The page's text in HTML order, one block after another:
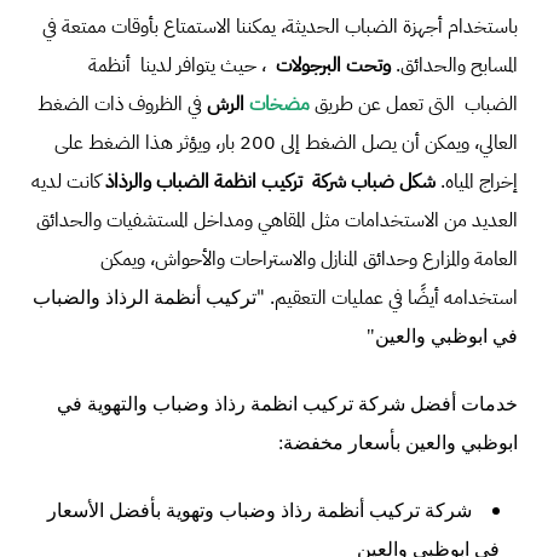
باستخدام أجهزة الضباب الحديثة، يمكننا الاستمتاع بأوقات ممتعة في
المسابح والحدائق.وتحت البرجولات ، حيث يتوافر لدينا أنظمة
الضباب التى تعمل عن طريقمضخات الرش في الظروف ذات الضغط
العالي، ويمكن أن يصل الضغط إلى 200 بار، ويؤثر هذا الضغط على
إخراج المياه. شكل ضباب شركة تركيب انظمة الضباب والرذاذكانت لديه
العديد من الاستخدامات مثل المقاهي ومداخل المستشفيات والحدائق
العامة والمزارع وحدائق المنازل والاستراحات والأحواش، ويمكن
استخدامه أيضًا في عمليات التعقيم. "تركيب أنظمة الرذاذ والضباب
في ابوظبي والعين"
خدمات أفضل شركة تركيب انظمة رذاذ وضباب والتهوية في
ابوظبي والعين بأسعار مخفضة:
شركة تركيب أنظمة رذاذ وضباب وتهوية بأفضل الأسعار
في ابوظبي والعين